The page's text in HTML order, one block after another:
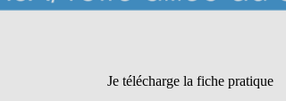
Je télécharge la fiche pratique